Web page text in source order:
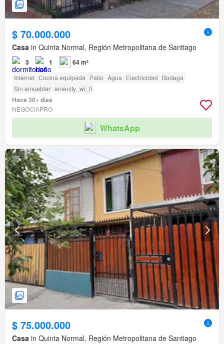
$ 70.000.000
Casa in Quinta Normal, Región Metropolitana de Santiago
3 1 64 m²
Internet Cocina equipada Patio Agua Electricidad Bodega
Sin amueblar amenity_wi_fi
Hace 30+ días
NEGOCIAPRO
WhatsApp
$ 75.000.000
Casa in Quinta Normal, Región Metropolitana de Santiago